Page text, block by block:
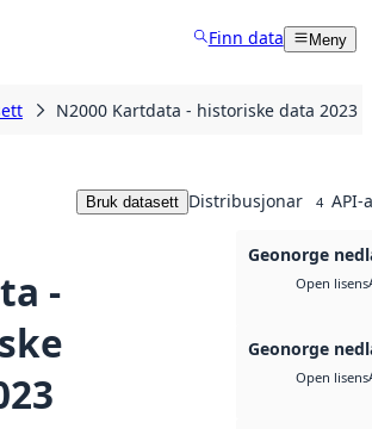
Finn data Meny
N2000 Kartdata - historiske data 2023
-
Bruk datasett Distribusjonar 4 API-
Geonorge
Open lisens
Geonorge
Open lisens